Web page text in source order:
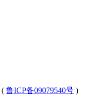
( 鲁ICP备09079540号 )